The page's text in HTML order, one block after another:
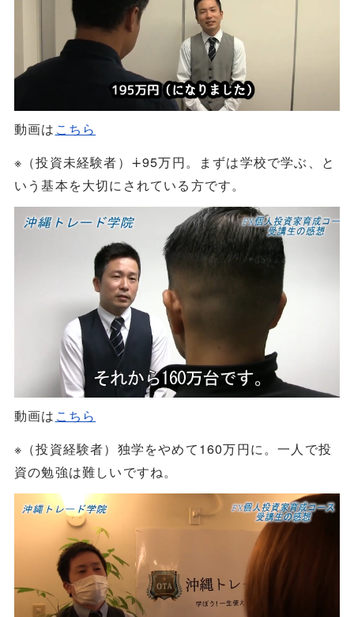
動画は こちら
※（投資未経験者）∔95万円。まずは学校で学ぶ、と
いう基本を大切にされている方です。
動画は こちら
※（投資経験者）独学をやめて160万円に。一人で投
資の勉強は難しいですね。